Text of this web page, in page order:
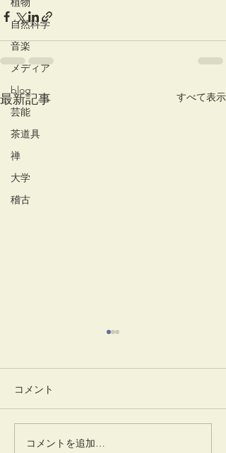
自然科学
音楽
メディア
blog
芸能
茶道具
禅
大学
稽古
最新記事 すべて表示
灌仏会・花まつり
コメント
コメントを追加…